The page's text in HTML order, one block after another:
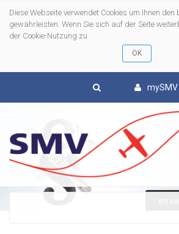
Diese Webseite verwendet Cookies um Ihnen den
gewährleisten. Wenn Sie sich auf der Seite
der Cookie-Nutzung zu
mySMV